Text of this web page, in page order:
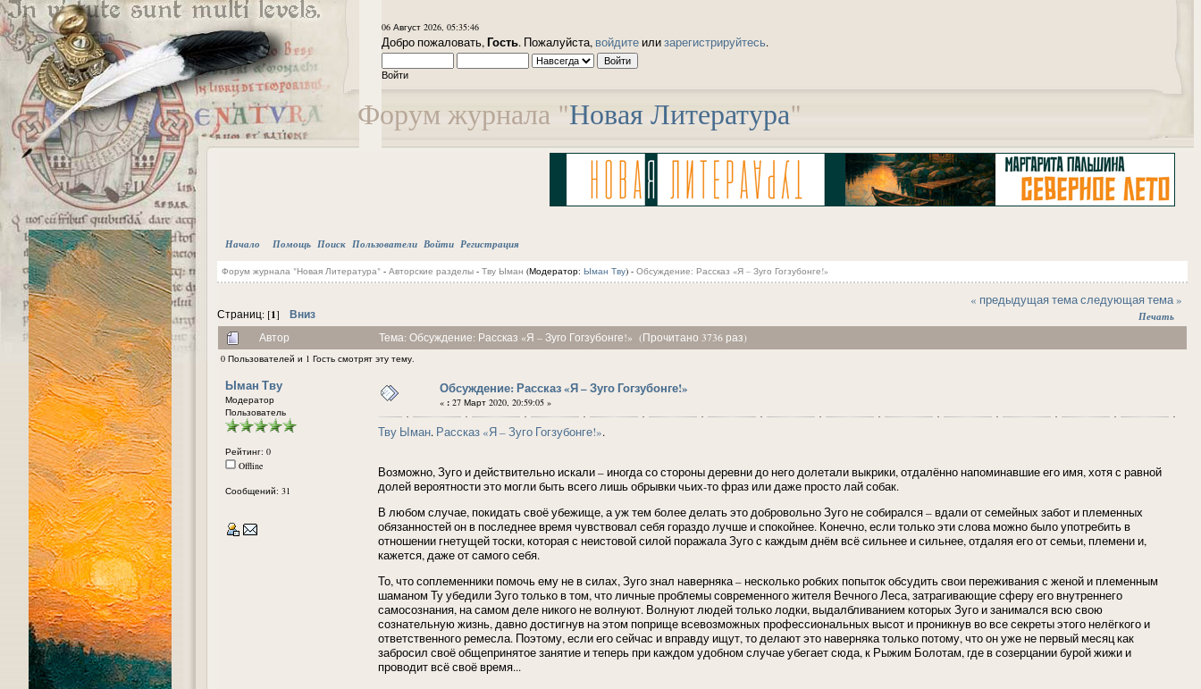
Форум журнала "Новая Литература"
06 Август 2026, 05:35:46
Добро пожаловать,Гость. Пожалуйста, войдите илизарегистрируйтесь.
Войти
Начало Помощь Поиск Пользователи Войти Регистрация
Форум журнала "Новая Литература"- Авторские разделы- Тву Ыман (Модератор: Ыман Тву) - Обсуждение: Рассказ «Я – Зуго Гогзубонге!»
Страниц: [1] Вниз
« предыдущая темаследующая тема »
Печать
Автор Тема: Обсуждение: Рассказ «Я – Зуго Гогзубонге!» (Прочитано 3736 раз)
0 Пользователей и 1 Гость смотрят эту тему.
Ыман Тву
Модератор
Пользователь
Рейтинг: 0
Offline
Сообщений: 31
Обсуждение: Рассказ «Я – Зуго Гогзубонге!»
« : 27 Март 2020, 20:59:05 »
Тву Ыман. Рассказ «Я – Зуго Гогзубонге!».
Возможно, Зуго и действительно искали – иногда со стороны деревни до него долетали выкрики, отдалённо напоминавшие его имя, хотя с равной
долей вероятности это могли быть всего лишь обрывки чьих-то фраз или даже просто лай собак.
В любом случае, покидать своё убежище, а уж тем более делать это добровольно Зуго не собирался – вдали от семейных забот и племенных
обязанностей он в последнее время чувствовал себя гораздо лучше и спокойнее. Конечно, если только эти слова можно было употребить в
отношении гнетущей тоски, которая с неистовой силой поражала Зуго с каждым днём всё сильнее и сильнее, отдаляя его от семьи, племени и,
кажется, даже от самого себя.
То, что соплеменники помочь ему не в силах, Зуго знал наверняка – несколько робких попыток обсудить свои переживания с женой и племенным
шаманом Ту убедили Зуго только в том, что личные проблемы современного жителя Вечного Леса, затрагивающие сферу его внутреннего
самосознания, на самом деле никого не волнуют. Волнуют людей только лодки, выдалбливанием которых Зуго и занимался всю свою
сознательную жизнь, давно достигнув на этом поприще всевозможных профессиональных высот и проникнув во все секреты этого нелёгкого и
ответственного ремесла. Поэтому, если его сейчас и вправду ищут, то делают это наверняка только потому, что он уже не первый месяц как
забросил своё общепринятое занятие и теперь при каждом удобном случае убегает сюда, к Рыжим Болотам, где в созерцании бурой жижи и
проводит всё своё время...